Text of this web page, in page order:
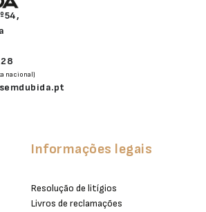
nacional)
Informações legais
Resolução de litígios
Livros de reclamações